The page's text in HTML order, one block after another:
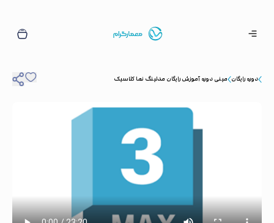
دوره رایگان مینی دوره آموزش رایگان مدلینگ نما کلاسیک